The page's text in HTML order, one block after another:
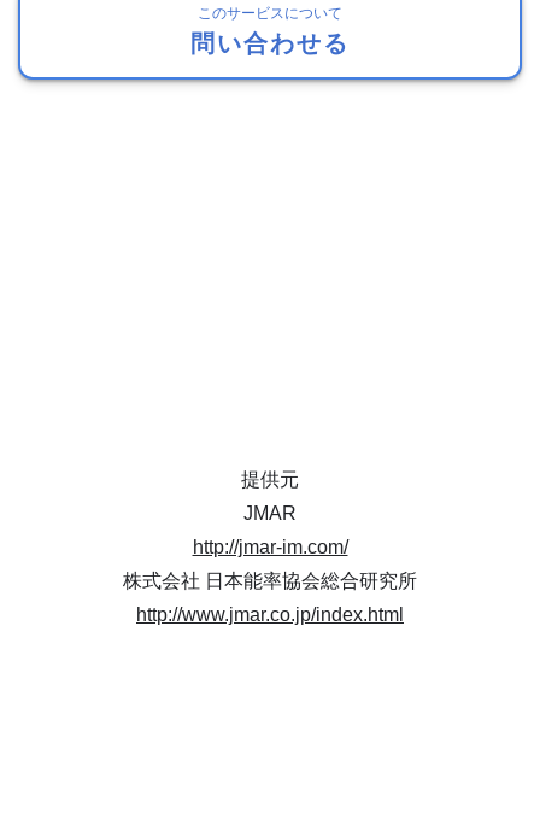
このサービスについて
問い合わせる
提供元
JMAR
http://jmar-im.com/
株式会社 日本能率協会総合研究所
http://www.jmar.co.jp/index.html